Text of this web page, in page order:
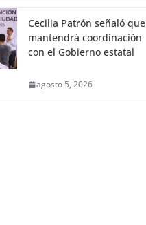
Cecilia Patrón señaló que
mantendrá coordinación
con el Gobierno estatal
agosto 5, 2026